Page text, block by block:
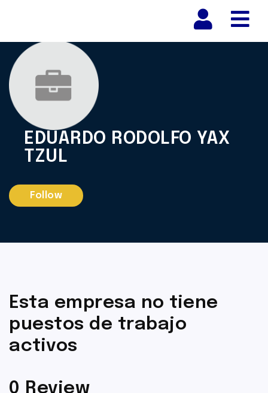
EDUARDO RODOLFO YAX
TZUL
Follow
Esta empresa no tiene
puestos de trabajo
activos
0 Review